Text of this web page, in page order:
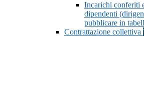
Incarichi conferiti
dipendenti
pubblicare in
Contrattazione collettiva